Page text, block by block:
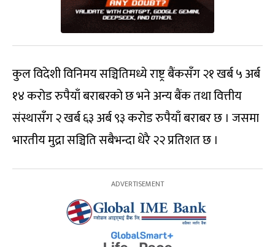
कुल विदेशी विनिमय सञ्चितिमध्ये राष्ट्र बैंकसँग २१ खर्ब ५ अर्ब
१४ करोड रुपैयाँ बराबरको छ भने अन्य बैंक तथा वित्तीय
संस्थासँग २ खर्ब ६३ अर्ब ९३ करोड रुपैयाँ बराबर छ । जसमा
भारतीय मुद्रा सञ्चिति सबैभन्दा धेरै २२ प्रतिशत छ ।